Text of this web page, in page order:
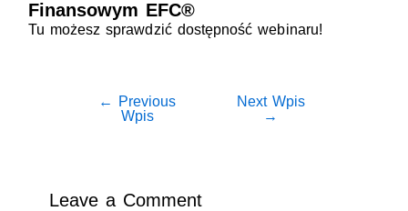
Finansowym EFC®
Tu możesz sprawdzić dostępność webinaru!
←
Previous
Wpis
Next Wpis
→
Leave a Comment